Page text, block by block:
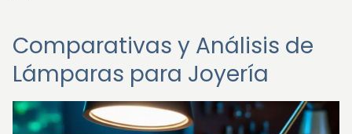
Comparativas y Análisis de
Lámparas para Joyería